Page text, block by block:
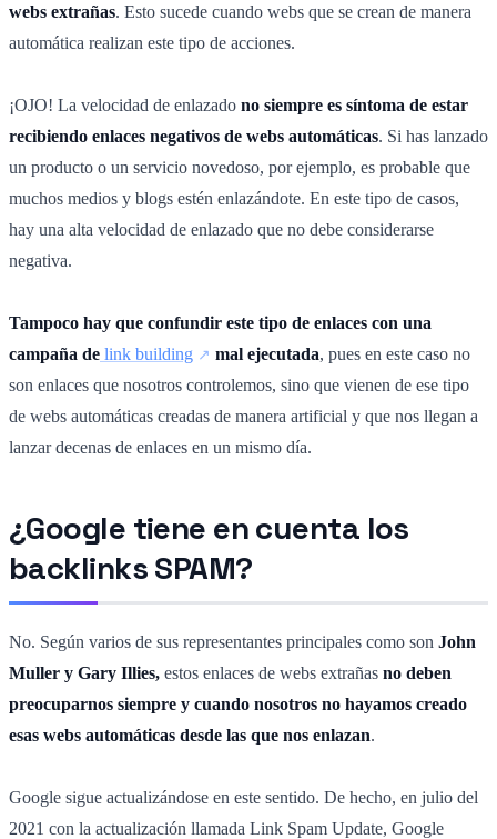
webs extrañas. Esto sucede cuando webs que se crean de manera
automática realizan este tipo de acciones.
¡OJO! La velocidad de enlazado no siempre es síntoma de estar
recibiendo enlaces negativos de webs automáticas. Si has lanzado
un producto o un servicio novedoso, por ejemplo, es probable que
muchos medios y blogs estén enlazándote. En este tipo de casos,
hay una alta velocidad de enlazado que no debe considerarse
negativa.
Tampoco hay que confundir este tipo de enlaces con una
campaña de link building mal ejecutada, pues en este caso no
son enlaces que nosotros controlemos, sino que vienen de ese tipo
de webs automáticas creadas de manera artificial y que nos llegan a
lanzar decenas de enlaces en un mismo día.
¿Google tiene en cuenta los
backlinks SPAM?
No. Según varios de sus representantes principales como son John
Muller y Gary Illies, estos enlaces de webs extrañas no deben
preocuparnos siempre y cuando nosotros no hayamos creado
esas webs automáticas desde las que nos enlazan.
Google sigue actualizándose en este sentido. De hecho, en julio del
2021 con la actualización llamada Link Spam Update, Google